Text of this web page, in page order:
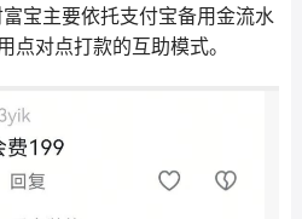
宝主要依托支付宝备用金流水
点对点打款的互助模式。